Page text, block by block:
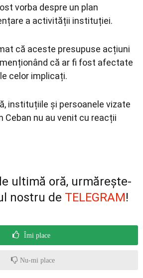
vorba despre un plan
a activității instituției.
că aceste presupuse acțiuni
că ar fi fost afectate
celor implicați.
instituțiile și persoanele vizate
Ceban nu au venit cu reacții
ultimă oră, urmărește-
nostru de TELEGRAM!
Îmi place
Nu-mi place